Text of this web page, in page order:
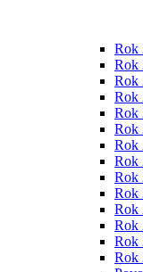
Rok
Rok
Rok
Rok
Rok
Rok
Rok
Rok
Rok
Rok
Rok
Rok
Rok
Rok